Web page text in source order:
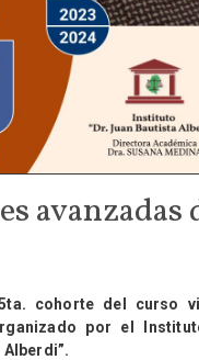
avanzadas
cohorte del curso
por el